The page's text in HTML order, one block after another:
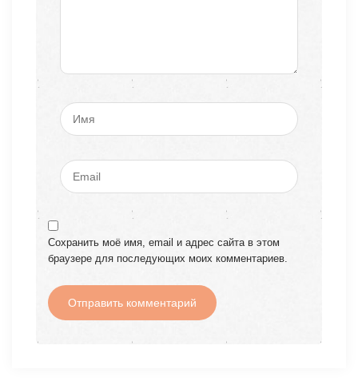
Сохранить моё имя, email и адрес сайта в этом
браузере для последующих моих комментариев.